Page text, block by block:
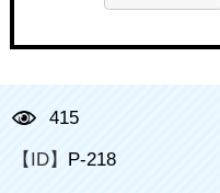
415
【ID】 P-218